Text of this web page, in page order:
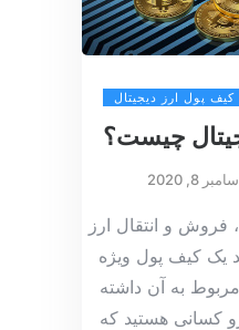
کیف پول ارز دیجیتال
چیست؟
8, 2020
فروش و انتقال ارز
یک کیف پول ویژه
به آن داشته
کسانی هستید که